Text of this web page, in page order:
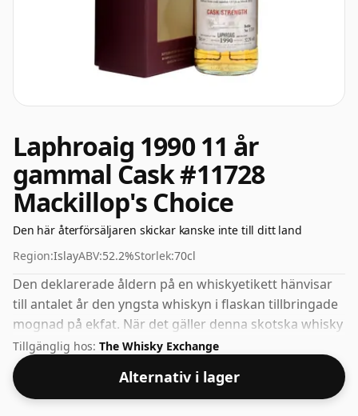
Laphroaig 1990 11 år
gammal Cask #11728
Mackillop's Choice
Den här återförsäljaren skickar kanske inte till ditt land
Region:IslayABV:52.2%Storlek:70cl
Den deklarerade åldern på en whiskyetikett hänvisar
till antalet år den yngsta whiskyn i flaskan tillbringade
mognad på ekfat. När det gäller denna skotska whisky
från Laphroaig är det 11 år. Buteljerad med en fin
drickstyrka på 52,2 % kommer denna whisky i en 70cl
flaska.
Tillgänglig hos: The Whisky Exchange
Alternativ i lager